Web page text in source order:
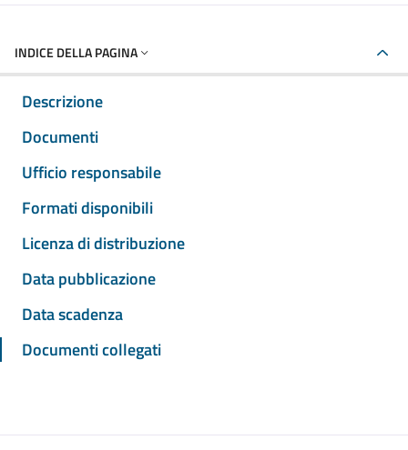
INDICE DELLA PAGINA
Descrizione
Documenti
Ufficio responsabile
Formati disponibili
Licenza di distribuzione
Data pubblicazione
Data scadenza
Documenti collegati